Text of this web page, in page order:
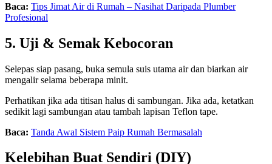
Baca: Tips Jimat Air di Rumah – Nasihat Daripada Plumber
Profesional
5. Uji & Semak Kebocoran
Selepas siap pasang, buka semula suis utama air dan biarkan air
mengalir selama beberapa minit.
Perhatikan jika ada titisan halus di sambungan. Jika ada, ketatkan
sedikit lagi sambungan atau tambah lapisan Teflon tape.
Baca: Tanda Awal Sistem Paip Rumah Bermasalah
Kelebihan Buat Sendiri (DIY)